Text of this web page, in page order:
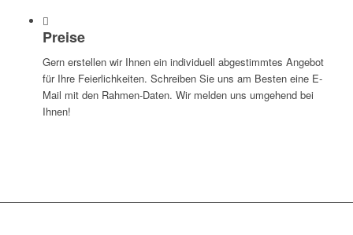
Preise
Gern erstellen wir Ihnen ein individuell abgestimmtes Angebot
für Ihre Feierlichkeiten. Schreiben Sie uns am Besten eine E-
Mail mit den Rahmen-Daten. Wir melden uns umgehend bei
Ihnen!